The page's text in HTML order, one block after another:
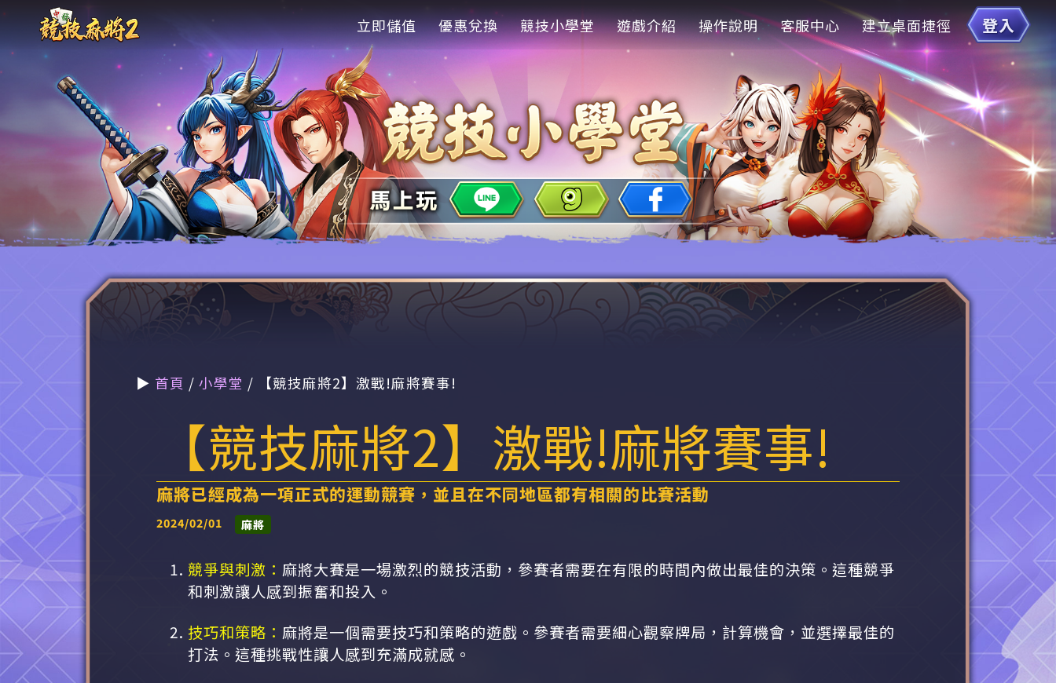
立即儲值 優惠兌換 競技小學堂 遊戲介紹 操作說明 客服中心 建立桌面捷徑 登入
▶ 首頁 / 小學堂 / 【競技麻將2】激戰!麻將賽事!
【競技麻將2】激戰!麻將賽事!
麻將已經成為一項正式的運動競賽，並且在不同地區都有相關的比賽活動
2024/02/01 麻將
競爭與刺激： 麻將大賽是一場激烈的競技活動，參賽者需要在有限的時間內做出最佳的決策。這種競爭
和刺激讓人感到振奮和投入。
技巧和策略： 麻將是一個需要技巧和策略的遊戲。參賽者需要細心觀察牌局，計算機會，並選擇最佳的
打法。這種挑戰性讓人感到充滿成就感。